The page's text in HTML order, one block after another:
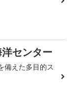
センター
備えた多目的ス